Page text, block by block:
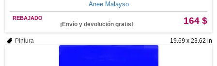
Anee Malayso
164 $
REBAJADO
¡Envío y devolución gratis!
19.69 x 23.62 in
Pintura